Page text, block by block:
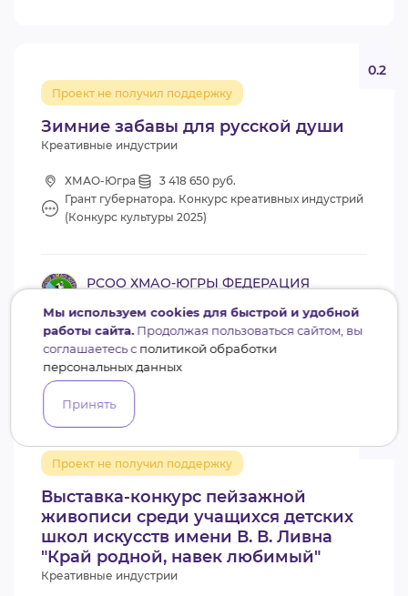
Зимние забавы для русской души
Проект не получил поддержку
0.2
Креативные индустрии
ХМАО-Югра
3 418 650 руб.
Грант губернатора. Конкурс креативных индустрий
(Конкурс культуры 2025)
РСОО ХМАО-ЮГРЫ ФЕДЕРАЦИЯ
+7
Выставка-конкурс пейзажной
живописи среди учащихся детских
школ искусств имени В. В. Ливна
"Край родной, навек любимый"
Проект не получил поддержку
Креативные индустрии
Мы используем cookies для быстрой и удобной
работы сайта.Продолжая пользоваться сайтом, вы
соглашаетесь сполитикой обработки
персональных данных
Принять